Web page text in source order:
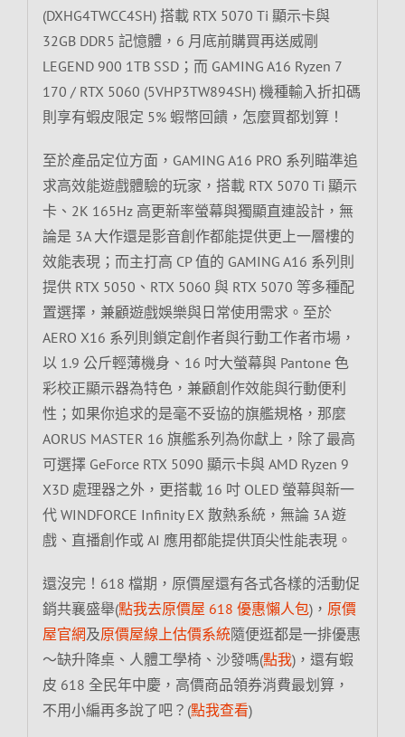
(DXHG4TWCC4SH) 搭載 RTX 5070 Ti 顯示卡與
32GB DDR5 記憶體，6 月底前購買再送威剛
LEGEND 900 1TB SSD；而 GAMING A16 Ryzen 7
170 / RTX 5060 (5VHP3TW894SH) 機種輸入折扣碼
則享有蝦皮限定 5% 蝦幣回饋，怎麼買都划算！
至於產品定位方面，GAMING A16 PRO 系列瞄準追
求高效能遊戲體驗的玩家，搭載 RTX 5070 Ti 顯示
卡、2K 165Hz 高更新率螢幕與獨顯直連設計，無
論是 3A 大作還是影音創作都能提供更上一層樓的
效能表現；而主打高 CP 值的 GAMING A16 系列則
提供 RTX 5050、RTX 5060 與 RTX 5070 等多種配
置選擇，兼顧遊戲娛樂與日常使用需求。至於
AERO X16 系列則鎖定創作者與行動工作者市場，
以 1.9 公斤輕薄機身、16 吋大螢幕與 Pantone 色
彩校正顯示器為特色，兼顧創作效能與行動便利
性；如果你追求的是毫不妥協的旗艦規格，那麼
AORUS MASTER 16 旗艦系列為你獻上，除了最高
可選擇 GeForce RTX 5090 顯示卡與 AMD Ryzen 9
X3D 處理器之外，更搭載 16 吋 OLED 螢幕與新一
代 WINDFORCE Infinity EX 散熱系統，無論 3A 遊
戲、直播創作或 AI 應用都能提供頂尖性能表現。
還沒完！618 檔期，原價屋還有各式各樣的活動促
銷共襄盛舉(點我去原價屋 618 優惠懶人包)， 原價
屋官網及原價屋線上估價系統隨便逛都是一排優惠
～缺升降桌、人體工學椅、沙發嗎(點我)，還有蝦
皮 618 全民年中慶，高價商品領券消費最划算，
不用小編再多說了吧？(點我查看)